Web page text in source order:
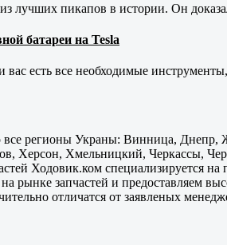
лучших пикапов в истории. Он
батареи на Tesla
есть все необходимые
все регионы Украны: Винница,
Херсон, Хмельницкий, Черкассы,
Ходовик.ком специализируется
рынке запчастей и предоставляем
отличатся от заявленых